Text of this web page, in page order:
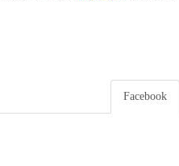
Facebook